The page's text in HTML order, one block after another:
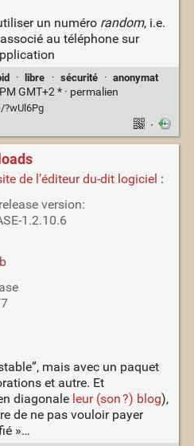
un numéro random, i.e.
au téléphone sur
· libre · sécurité · anonymat
GMT+2 * · permalien
·
de l’éditeur du-dit logiciel :
version:
1.2.10.6
mais avec un paquet
et autre. Et
diagonale leur (son ?) blog),
de ne pas vouloir payer
»…